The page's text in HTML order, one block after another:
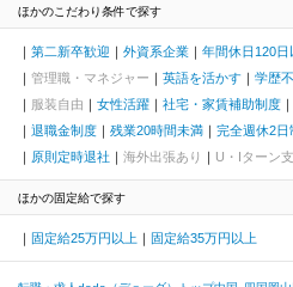
ほかのこだわり条件で探す
第二新卒歓迎 外資系企業 年間休日120日
管理職・マネジャー
英語を活かす 学歴
服装自由
女性活躍 社宅・家賃補助制度
退職金制度
残業20時間未満 完全週休2日
原則定時退社
海外出張あり U・Iターン
ほかの固定給で探す
固定給25万円以上 固定給35万円以上